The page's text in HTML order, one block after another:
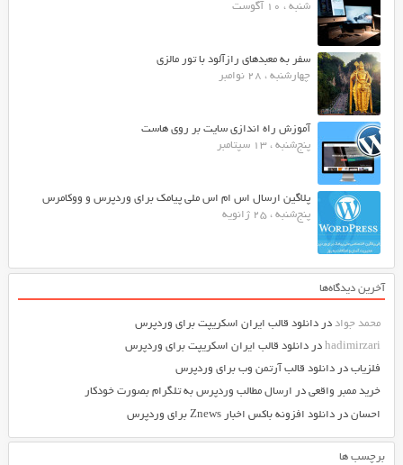
شنبه ، 10 آگوست
سفر به معبدهای رازآلود با تور مالزی
چهارشنبه ، 28 نوامبر
آموزش راه اندازی سایت بر روی هاست
پنج‌شنبه ، 13 سپتامبر
پلاگین ارسال اس ام اس ملی پیامک برای وردپرس و ووکامرس
پنج‌شنبه ، 25 ژانویه
آخرین دیدگاه‌ها
محمد جواددر دانلود قالب ایران اسکریپت برای وردپرس
hadimirzariدر دانلود قالب ایران اسکریپت برای وردپرس
فلزیابدر دانلود قالب آرتمن وب برای وردپرس
خرید ممبر واقعیدر ارسال مطالب وردپرس به تلگرام بصورت خودکار
احساندر دانلود افزونه باکس اخبار Znews برای وردپرس
برچسب ها